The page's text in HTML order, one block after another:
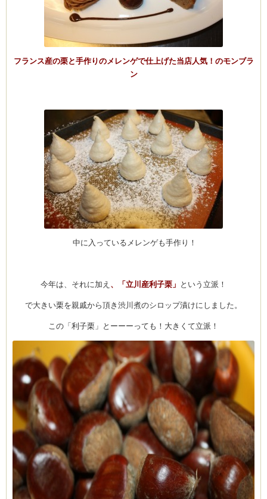
フランス産の栗と手作りのメレンゲで仕上げた当店人気！のモンブラ
ン
中に入っているメレンゲも手作り！
今年は、それに加え 、「立川産利子栗」 という立派！
で大きい栗を親戚から頂き渋川煮のシロップ漬けにしました。
この「利子栗」とーーーっても！大きくて立派！